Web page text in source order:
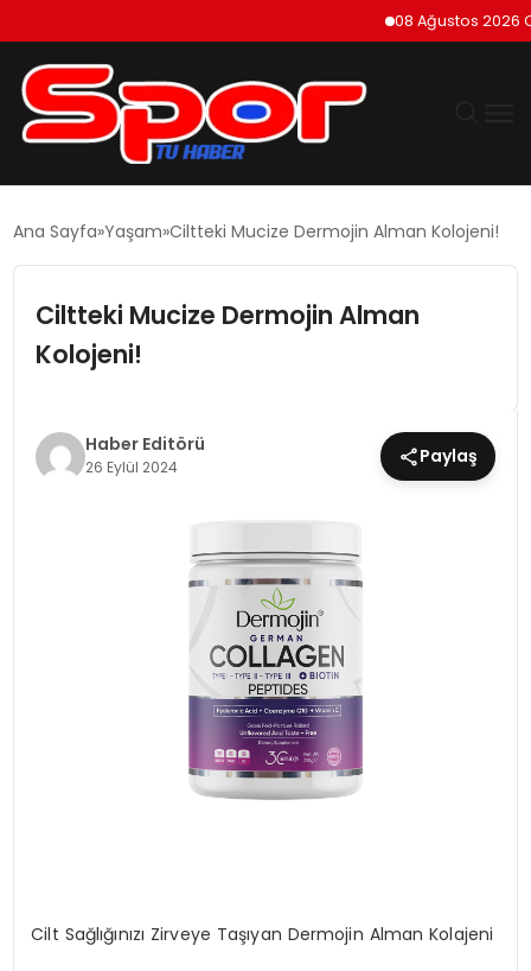
08 Ağustos 2026
EKONOMI
TEKNOLOJI
Ana Sayfa Yaşam Ciltteki Mucize Dermojin Alman Kolojeni!
Ciltteki Mucize Dermojin Alman
Kolojeni!
Haber Editörü
26 Eylül 2024 Paylaş
Cilt Sağlığınızı Zirveye Taşıyan Dermojin Alman Kolajeni